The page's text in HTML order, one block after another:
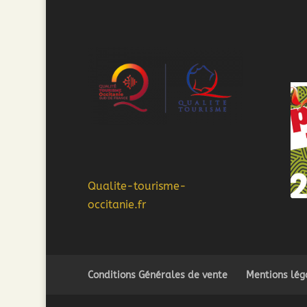
Qualite-tourisme-
occitanie.fr
Conditions Générales de vente Mentions